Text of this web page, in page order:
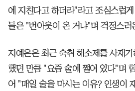
에 지친다고 하더라"라고 조심스럽
들은 "번아웃이 온 거냐"며 걱정스러
지예은은 최근 숙취 해소제를 사재
했던 만큼 "요즘 술에 쩔어 있다"며
어 "매일 술을 마시는 이유? 인생이